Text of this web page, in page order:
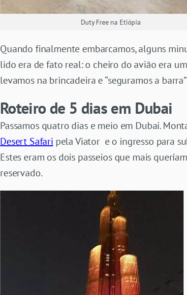
Duty Free na Etiópia
Quando finalmente embarcamos, alguns
lido era de fato real: o cheiro do avião era
levamos na brincadeira e “seguramos a
Roteiro de 5 dias em Dubai
Passamos quatro dias e meio em Dubai.
Desert Safari pela Viator e o ingresso para
Estes eram os dois passeios que mais
reservado.